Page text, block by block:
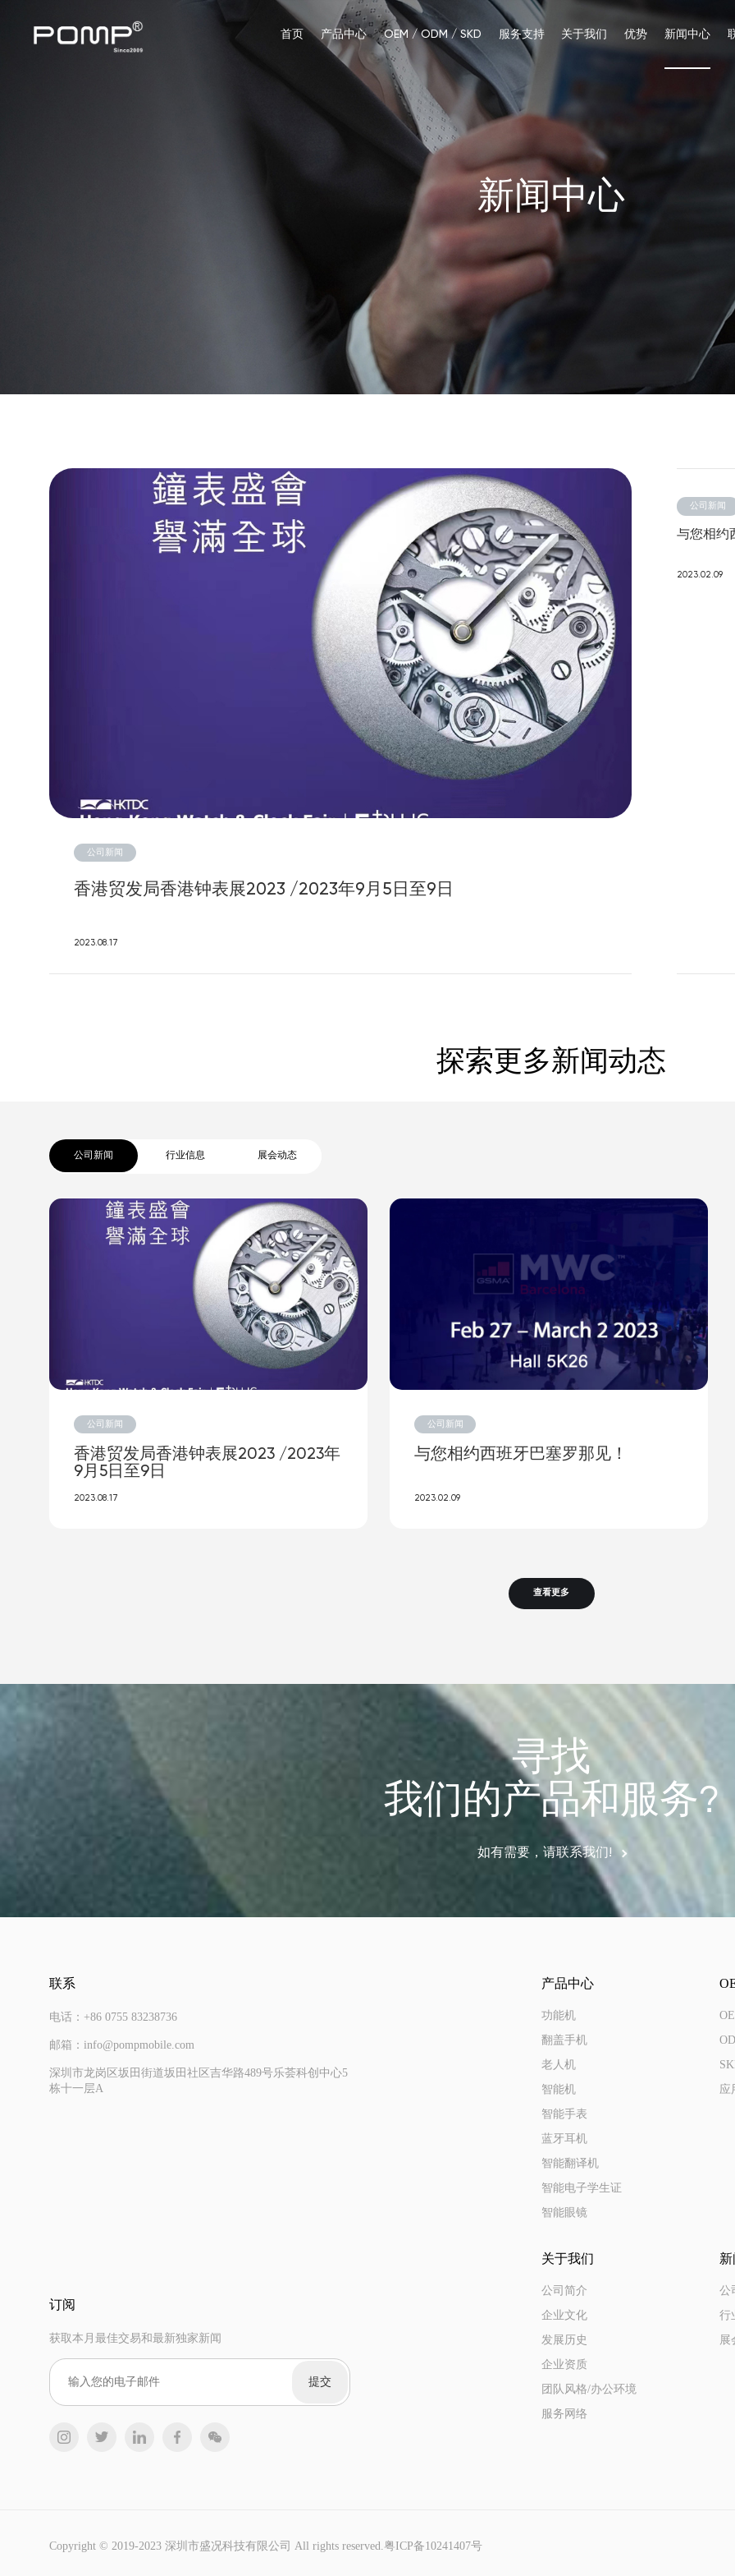
首页 产品中心
智能机 智能手表
ED351(5G)
3.5'' IPS 320*480 触摸
ED287A(4G)
L2807(4G/2G)
2.8'' 240*320
L282(4G/2G)
2.8" 240*320
ED246A(4G/2G)
2.4'' 240*320
OEM / ODM / SKD 服务支持 关于我们 优势 新闻中心
你在找什么？
新闻中心
公司新闻
香港贸发局香港钟表展2023 /2023年9月5日至9日
2023.08.17
公司新闻
与您相约
2023.02.09
探索更多新闻动态
公司新闻 行业信息 展会动态
公司新闻
香港贸发局香港钟表展2023 /2023年
9月5日至9日
2023.08.17
公司新闻
与您相约西班牙巴塞罗那见！
2023.02.09
查看更多
寻找
我们的产品和服务?
如有需要，请联系我们!
联系
电话：+86 0755 83238736
邮箱：info@pompmobile.com
深圳市龙岗区坂田街道坂田社区吉华路489号乐荟科创中心5
栋十一层A
订阅
获取本月最佳交易和最新独家新闻
提交
产品中心
功能机
翻盖手机
老人机
智能机
智能手表
蓝牙耳机
智能翻译机
智能电子学生证
智能眼镜
应
关于我们
公司简介
企业文化
发展历史
企业资质
团队风格/办公环境
服务网络
公
行
展
Copyright © 2019-2023 深圳市盛况科技有限公司 All rights reserved.粤ICP备10241407号